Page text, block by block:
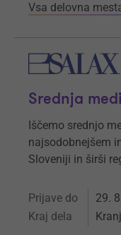
Vsa delovna
Srednja
Iščemo srednjo
najsodobnejšem
Sloveniji in širši
Prijave do 29.
Kraj dela